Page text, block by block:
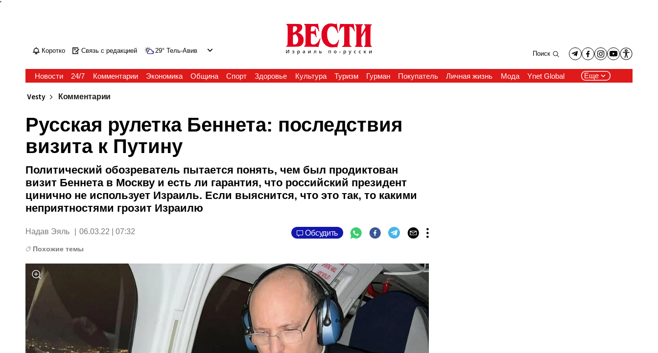
'
Коротко Связь с редакцией 29° Тель-Авив Поиск
Новости 24/7 Комментарии Экономика Община Спорт Здоровье Культура Туризм Гурман Покупатель Личная жизнь Мода Ynet Global Еще
Vesty Комментарии
Русская рулетка Беннета: последствия
визита к Путину
Политический обозреватель пытается понять, чем был продиктован
визит Беннета в Москву и есть ли гарантия, что российский президент
цинично не использует Израиль. Если выяснится, что это так, то какими
неприятностями грозит Израилю
Надав Эяль 06.03.22 | 07:32 Обсудить
Похожие темы